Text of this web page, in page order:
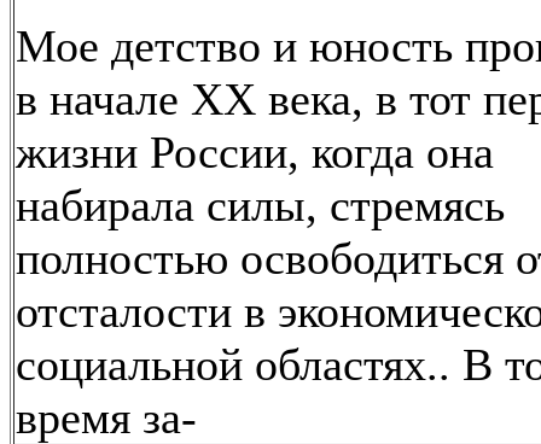
Мое детство и юность
в начале XX века, в тот
жизни России, когда она
набирала силы, стремясь
полностью освободиться
отсталости в
социальной областях.. В
время за-